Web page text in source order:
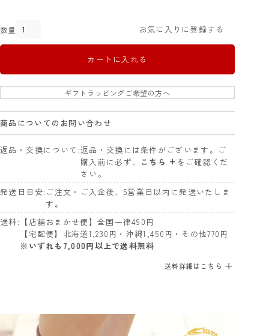
お気に入りに登録する
カートに入れる
ギフトラッピングご希望の方へ
商品についてのお問い合わせ
返品・交換について 返品・交換には条件がございます。ご
購入前に必ず、 こちら + をご確認くだ
さい。
発送日目安 ご注文・ご入金後、5営業日以内に発送いたしま
す。
送料
【店舗おまかせ便】全国一律490円
【宅配便】北海道1,230円・沖縄1,450円・その他770円
※いずれも7,000円以上で送料無料
送料詳細はこちら